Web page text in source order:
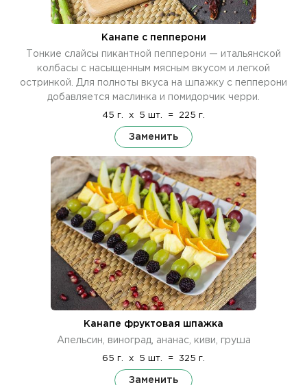
Канапе с пепперони
Тонкие слайсы пикантной пепперони — итальянской
колбасы с насыщенным мясным вкусом и легкой
остринкой. Для полноты вкуса на шпажку с пепперони
добавляется маслинка и помидорчик черри.
45 г. x 5 шт. = 225 г.
Заменить
Канапе фруктовая шпажка
Апельсин, виноград, ананас, киви, груша
65 г. x 5 шт. = 325 г.
Заменить